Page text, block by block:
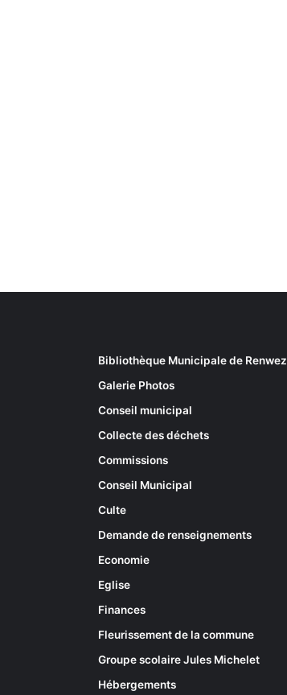
Bibliothèque Municipale de Renwez
Galerie Photos
Conseil municipal
Collecte des déchets
Commissions
Conseil Municipal
Culte
Demande de renseignements
Economie
Eglise
Finances
Fleurissement de la commune
Groupe scolaire Jules Michelet
Hébergements